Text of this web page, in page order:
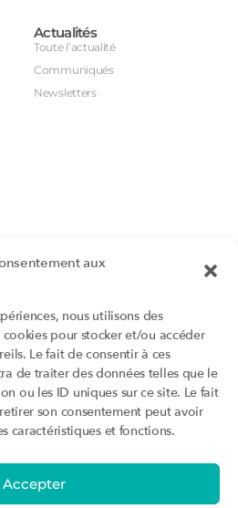
aux
nous utilisons des
pour stocker et/ou accéder
Le fait de consentir à ces
de traiter des données telles que le
ou les ID uniques sur ce site. Le fait
son consentement peut avoir
caractéristiques et fonctions.
Accepter
Actualités
Toute l’actualité
Communiqués
Newsletters
Portails
Annuaire DU/DIU
Archimede.fr
Ebmfrance.net
Toutes les recos
Certificats-absurdes.fr
la contraception dite masculine
Évènements
CMGF 2025